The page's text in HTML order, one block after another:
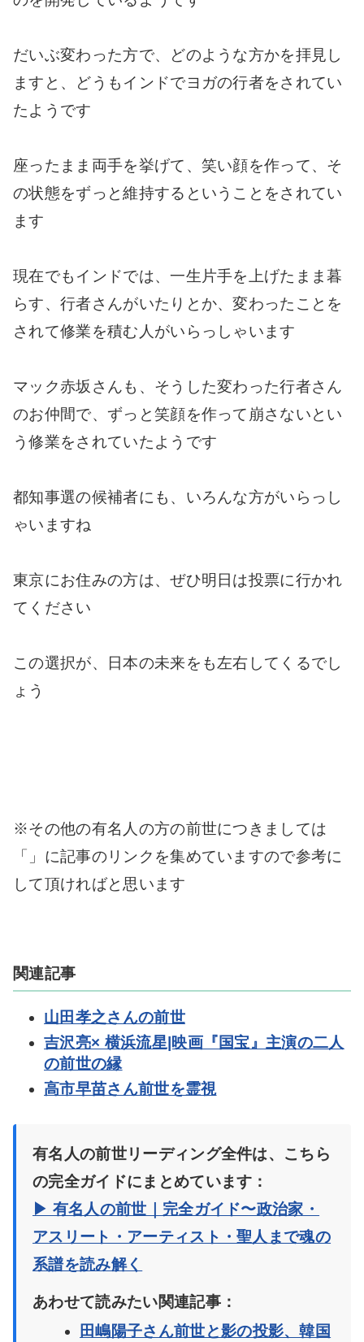
だいぶ変わった方で、どのような方かを拝見し
ますと、どうもインドでヨガの行者をされてい
たようです
座ったまま両手を挙げて、笑い顔を作って、そ
の状態をずっと維持するということをされてい
ます
現在でもインドでは、一生片手を上げたまま暮
らす、行者さんがいたりとか、変わったことを
されて修業を積む人がいらっしゃいます
マック赤坂さんも、そうした変わった行者さん
のお仲間で、ずっと笑顔を作って崩さないとい
う修業をされていたようです
都知事選の候補者にも、いろんな方がいらっし
ゃいますね
東京にお住みの方は、ぜひ明日は投票に行かれ
てください
この選択が、日本の未来をも左右してくるでし
ょう
※その他の有名人の方の前世につきましては
「」に記事のリンクを集めていますので参考に
して頂ければと思います
関連記事
山田孝之さんの前世
吉沢亮× 横浜流星|映画『国宝』主演の二人
の前世の縁
高市早苗さん前世を霊視
有名人の前世リーディング全件は、こちら
の完全ガイドにまとめています：
▶ 有名人の前世｜完全ガイド〜政治家・
アスリート・アーティスト・聖人まで魂の
系譜を読み解く
あわせて読みたい関連記事：
田嶋陽子さん前世と影の投影、韓国